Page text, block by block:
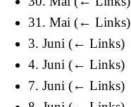
31. Mai (← Links)
3. Juni (← Links)
4. Juni (← Links)
7. Juni (← Links)